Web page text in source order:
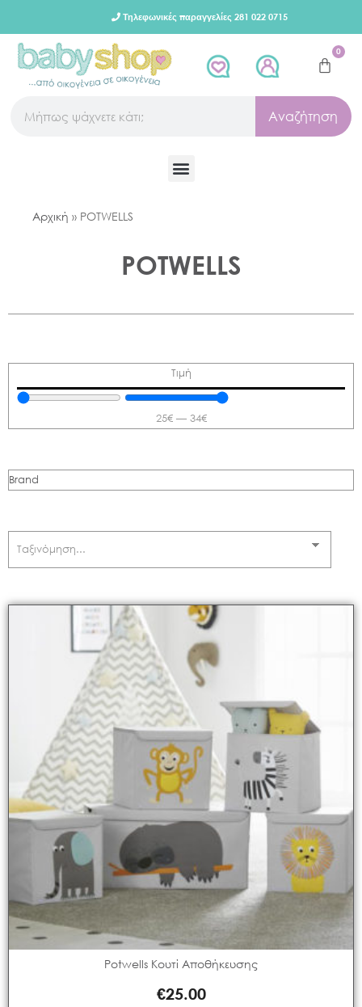
Τηλεφωνικές παραγγελίες 281 022 0715
0
Αναζήτηση
Αρχική » POTWELLS
POTWELLS
Τιμή
25€— 34€
Brand
Potwells Κουτί Αποθήκευσης
€25.00